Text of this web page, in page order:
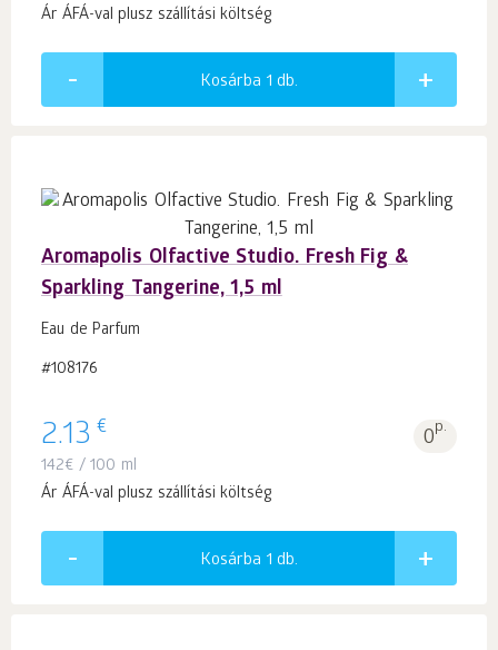
Ár ÁFÁ-val plusz szállítási költség
Kosárba 1 db.
Aromapolis Olfactive Studio. Fresh Fig &
Sparkling Tangerine, 1,5 ml
Eau de Parfum
#108176
2.13 € 0p.
142€ / 100 ml
Ár ÁFÁ-val plusz szállítási költség
Kosárba 1 db.